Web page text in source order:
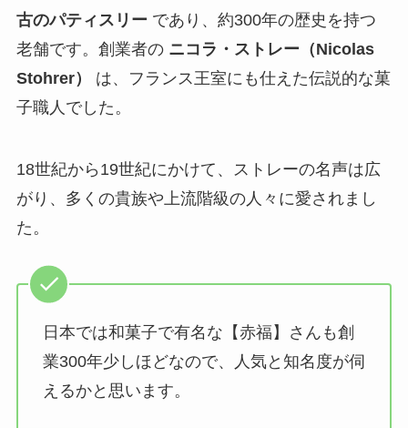
古のパティスリー であり、約300年の歴史を持つ
老舗です。創業者の ニコラ・ストレー（Nicolas
Stohrer）
は、フランス王室にも仕えた伝説的な菓
子職人でした。
18世紀から19世紀にかけて、ストレーの名声は広
がり、多くの貴族や上流階級の人々に愛されまし
た。
日本では和菓子で有名な【赤福】さんも創
業300年少しほどなので、人気と知名度が伺
えるかと思います。